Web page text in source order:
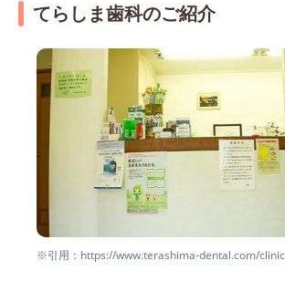
てらしま歯科のご紹介
※引用：https://www.terashima-dental.com/clinic